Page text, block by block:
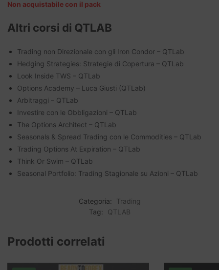
Non acquistabile con il pack
Altri corsi di QTLAB
Trading non Direzionale con gli Iron Condor – QTLab
Hedging Strategies: Strategie di Copertura – QTLab
Look Inside TWS – QTLab
Options Academy – Luca Giusti (QTLab)
Arbitraggi – QTLab
Investire con le Obbligazioni – QTLab
The Options Architect – QTLab
Seasonals & Spread Trading con le Commodities – QTLab
Trading Options At Expiration – QTLab
Think Or Swim – QTLab
Seasonal Portfolio: Trading Stagionale su Azioni – QTLab
Categoria:
Trading
Tag:
QTLAB
Prodotti correlati